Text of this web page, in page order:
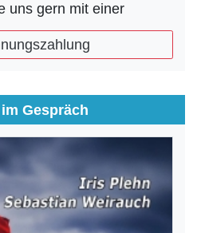
uns gern mit einer
Gespräch